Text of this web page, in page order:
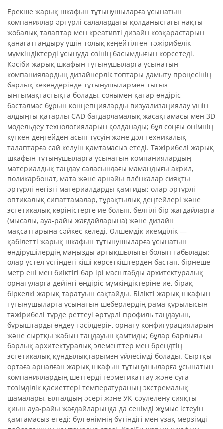
Ерекше жарық шкафын тұтынушыларға ұсынатын
компаниялар әртүрлі салалардағы қолданыстағы нақты
жобалық талаптар мен креативті дизайн көзқарастарын
қанағаттандыру үшін толық кеңейтілген тәжірибелік
мүмкіндіктерді ұсынуда өзінің басымдығын көрсетеді.
Кәсіби жарық шкафын тұтынушыларға ұсынатын
компаниялардың дизайнерлік топтары дамыту процесінің
барлық кезеңдерінде тұтынушылармен тығыз
ынтымақтастықта болады, сонымен қатар өндіріс
басталмас бұрын концепцияларды визуализациялау үшін
алдыңғы қатарлы CAD бағдарламалық жасақтамасы мен 3D
модельдеу технологияларын қолданады; бұл соңғы өнімнің
күткен деңгейден асып түсуін және дәл техникалық
талаптарға сай келуін қамтамасыз етеді. Тәжірибелі жарық
шкафын тұтынушыларға ұсынатын компаниялардың
материалдық таңдау саласындағы мамандығы акрил,
поликарбонат, мата және арнайы плёнкалар сияқты
әртүрлі негізгі материалдарды қамтиды; олар әртүрлі
оптикалық сипаттамалар, тұрақтылық деңгейлері және
эстетикалық көріністерге ие болып, белгілі бір жағдайларға
(мысалы, ауа-райы жағдайларына) және дизайн
мақсаттарына сәйкес келеді. Өлшемдік икемділік —
қабілетті жарық шкафын тұтынушыларға ұсынатын
өндірушілердің маңызды артықшылығы болып табылады:
олар үстел үстіндегі кіші көрсеткіштерден бастап, бірнеше
метр ені мен биіктігі бар ірі масштабды архитектуралық
орнатуларға дейінгі өндіріс мүмкіндіктеріне ие, бірақ
біркелкі жарық таратуын сақтайды. Білікті жарық шкафын
тұтынушыларға ұсынатын шеберлердің рама құрылысын
тәжірибелі түрде реттеуі әртүрлі профиль таңдауын,
бұрыштарды өңдеу тәсілдерін, орнату конфигурацияларын
және сыртқы жабын таңдауын қамтиды; бұлар барлығы
барлық архитектуралық элементтер мен брендтің
эстетикалық құндылықтарымен үйлесімді болады. Сыртқы
ортаға арналған жарық шкафын тұтынушыларға ұсынатын
компаниялардың шеттерді герметикаттау және суға
төзімділік қасиеттері температураның экстремалық
шамалары, ылғалдың әсері және УК-сәулелену сияқты
қиын ауа-райы жағдайларында да сенімді жұмыс істеуін
қамтамасыз етеді; бұл өнімнің бүтіндігі мен ұзақ мерзімді